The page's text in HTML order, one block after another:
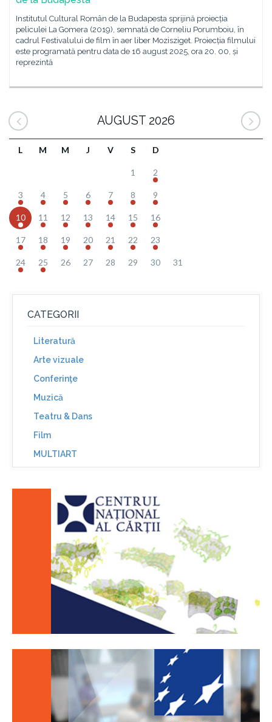
Institutul Cultural Român de la Budapesta sprijină proiecția
peliculei La Gomera (2019), semnată de Corneliu Porumboiu, în
cadrul Festivalului de film în aer liber Mozisziget. Proiecția filmului
este programată pentru data de 16 august 2025, ora 20. 00, și
reprezintă
AUGUST 2026
L M M J V S D
1 2
3 4 5 6 7 8 9
10 11 12 13 14 15 16
17 18 19 20 21 22 23
24 25 26 27 28 29 30 31
CATEGORII
Literatură
Arte vizuale
Conferinţe
Muzică
Teatru & Dans
Film
MULTIART